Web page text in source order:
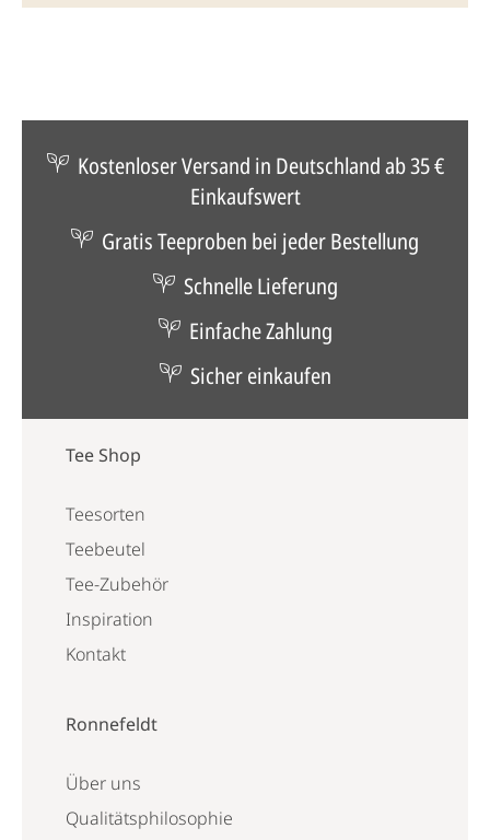
Kostenloser Versand in Deutschland ab 35 €
Einkaufswert
Gratis Teeproben bei jeder Bestellung
Schnelle Lieferung
Einfache Zahlung
Sicher einkaufen
Tee Shop
Teesorten
Teebeutel
Tee-Zubehör
Inspiration
Kontakt
Ronnefeldt
Über uns
Qualitätsphilosophie